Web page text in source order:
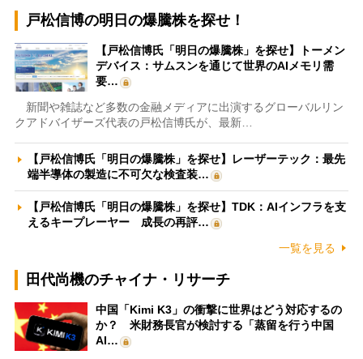
戸松信博の明日の爆騰株を探せ！
【戸松信博氏「明日の爆騰株」を探せ】トーメン
デバイス：サムスンを通じて世界のAIメモリ需
要…
新聞や雑誌など多数の金融メディアに出演するグローバルリン
クアドバイザーズ代表の戸松信博氏が、最新…
【戸松信博氏「明日の爆騰株」を探せ】レーザーテック：最先
端半導体の製造に不可欠な検査装…
【戸松信博氏「明日の爆騰株」を探せ】TDK：AIインフラを支
えるキープレーヤー 成長の再評…
一覧を見る
田代尚機のチャイナ・リサーチ
中国「Kimi K3」の衝撃に世界はどう対応するの
か？ 米財務長官が検討する「蒸留を行う中国
AI…